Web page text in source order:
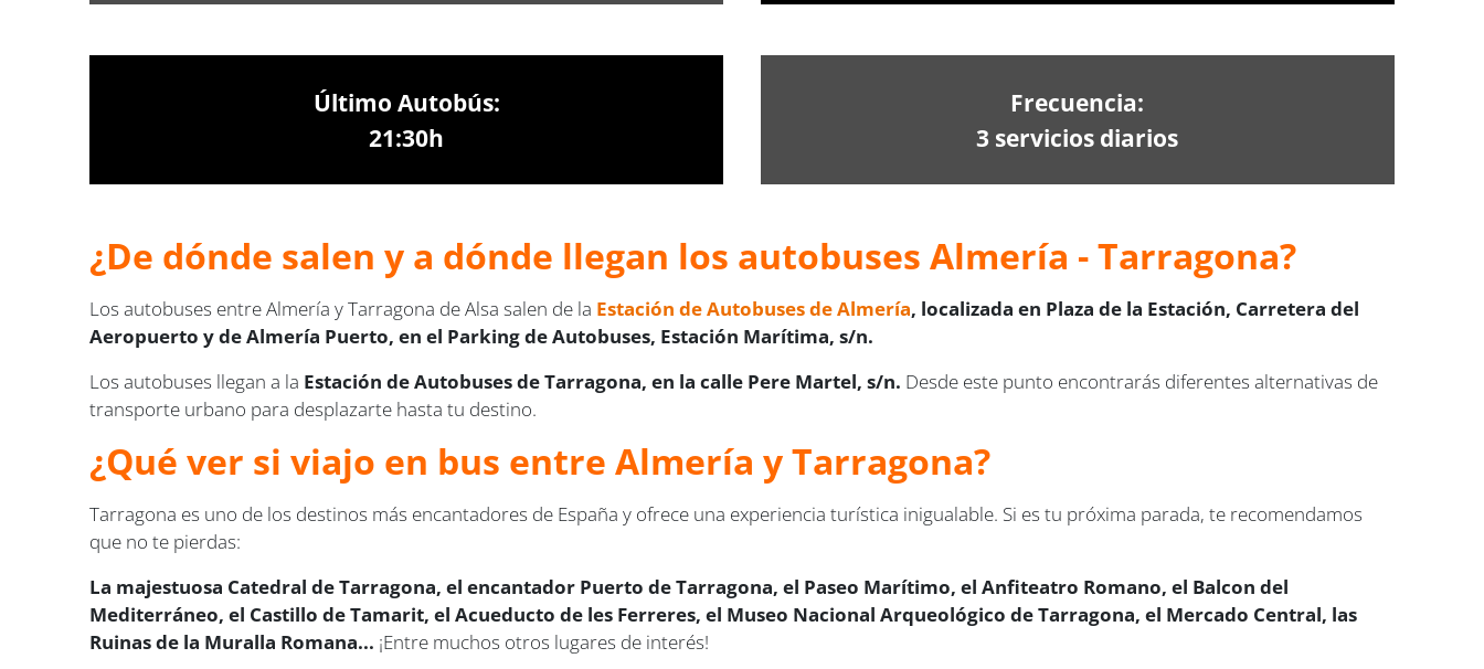
Último Autobús:
21:30h
Frecuencia:
3 servicios diarios
¿De dónde salen y a dónde llegan los autobuses Almería - Tarragona?
Los autobuses entre Almería y Tarragona de Alsa salen de la Estación de Autobuses de Almería, localizada en Plaza de la Estación, Carretera del
Aeropuerto y de Almería Puerto, en el Parking de Autobuses, Estación Marítima, s/n.
Los autobuses llegan a la Estación de Autobuses de Tarragona, en la calle Pere Martel, s/n. Desde este punto encontrarás diferentes alternativas de
transporte urbano para desplazarte hasta tu destino.
¿Qué ver si viajo en bus entre Almería y Tarragona?
Tarragona es uno de los destinos más encantadores de España y ofrece una experiencia turística inigualable. Si es tu próxima parada, te recomendamos
que no te pierdas:
La majestuosa Catedral de Tarragona, el encantador Puerto de Tarragona, el Paseo Marítimo, el Anfiteatro Romano, el Balcon del
Mediterráneo, el Castillo de Tamarit, el Acueducto de les Ferreres, el Museo Nacional Arqueológico de Tarragona, el Mercado Central, las
Ruinas de la Muralla Romana... ¡Entre muchos otros lugares de interés!